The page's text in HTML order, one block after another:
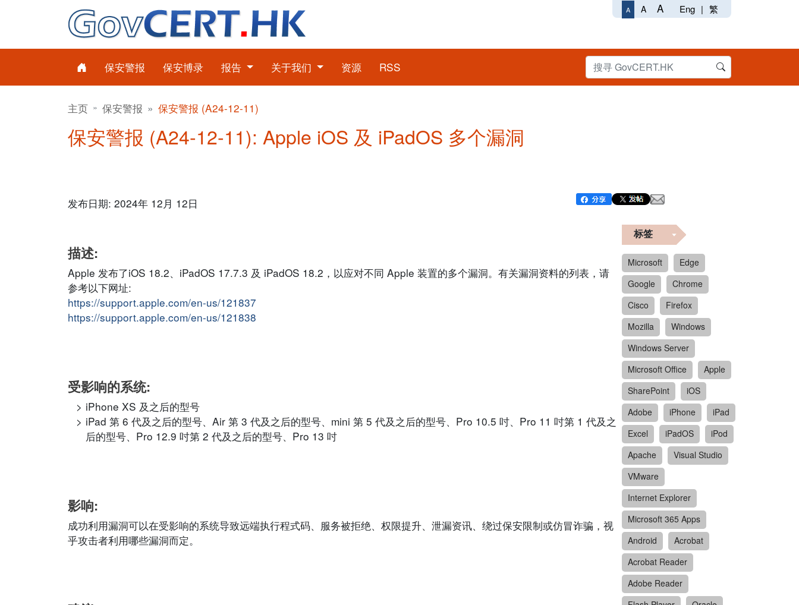
A A A Eng | 繁
保安警报 保安博录 报告 关于我们 资源 RSS
主页 保安警报 保安警报 (A24-12-11)
保安警报 (A24-12-11): Apple iOS 及 iPadOS 多个漏洞
发布日期: 2024年 12月 12日
描述:
Apple 发布了iOS 18.2、iPadOS 17.7.3 及 iPadOS 18.2，以应对不同 Apple 装置的多个漏洞。有关漏洞资料的列表，请
参考以下网址:
https://support.apple.com/en-us/121837
https://support.apple.com/en-us/121838
受影响的系统:
iPhone XS 及之后的型号
iPad 第 6 代及之后的型号、Air 第 3 代及之后的型号、mini 第 5 代及之后的型号、Pro 10.5 吋、Pro 11 吋第 1 代及之
后的型号、Pro 12.9 吋第 2 代及之后的型号、Pro 13 吋
影响:
成功利用漏洞可以在受影响的系统导致远端执行程式码、服务被拒绝、权限提升、泄漏资讯、绕过保安限制或仿冒诈骗，视
乎攻击者利用哪些漏洞而定。
标签
Microsoft
Edge
Google
Chrome
Cisco
Firefox
Mozilla
Windows
Windows Server
Microsoft Office
Apple
SharePoint
iOS
Adobe
iPhone
iPad
Excel
iPadOS
iPod
Apache
Visual Studio
VMware
Internet Explorer
Microsoft 365 Apps
Android
Acrobat
Acrobat Reader
Adobe Reader